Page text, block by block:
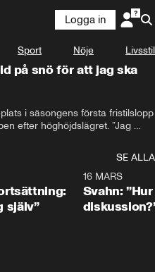
Logga in
Sport Nöje Livsstil
på snö för att jag ska
i säsongens första fristilslopp
efter höghöjdslägret. ”Jag
SE ALLA
själv”
16 MARS
Svahn: